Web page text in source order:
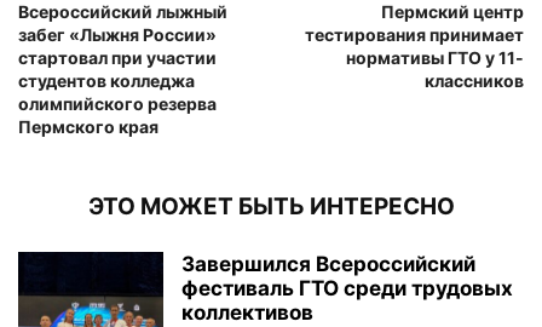
Всероссийский лыжный
забег «Лыжня России»
стартовал при участии
студентов колледжа
олимпийского резерва
Пермского края
Пермский центр
тестирования принимает
нормативы ГТО у 11-
классников
ЭТО МОЖЕТ БЫТЬ ИНТЕРЕСНО
Завершился Всероссийский
фестиваль ГТО среди трудовых
коллективов